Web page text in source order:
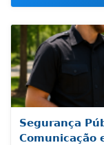
Segurança
Comunicação